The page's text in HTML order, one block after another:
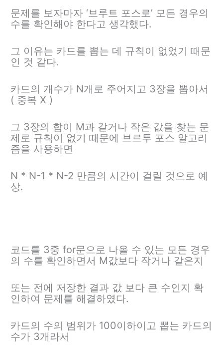
문제를 보자마자 ‘브루트 포스로’ 모든 경우의
수를 확인해야 한다고 생각했다.
그 이유는 카드를 뽑는 데 규칙이 없었기 때문
인 것 같다.
카드의 개수가 N개로 주어지고 3장을 뽑아서
( 중복 X )
그 3장의 합이 M과 같거나 작은 값을 찾는 문
제로 규칙이 없기 때문에 브르투 포스 알고리
즘을 사용하면
N * N-1 * N-2 만큼의 시간이 걸릴 것으로 예
상.
코드를 3중 for문으로 나올 수 있는 모든 경우
의 수를 확인하면서 M값보다 작거나 같은지
또는 전에 저장한 결과 값 보다 큰 수인지 확
인하여 문제를 해결하였다.
카드의 수의 범위가 100이하이고 뽑는 카드의
수가 3개라서